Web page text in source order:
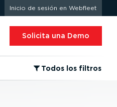
Inicio de sesión en Webfleet
Solicita una Demo
⁠Todos los filtros